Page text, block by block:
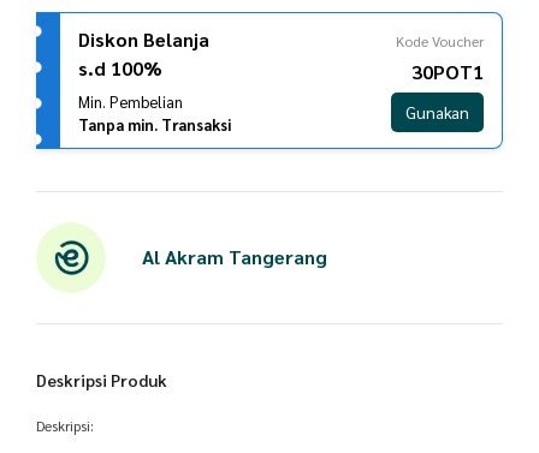
Diskon Belanja
s.d 100%
Min. Pembelian
Tanpa min. Transaksi
Kode Voucher
30POT1
Gunakan
Al Akram Tangerang
Deskripsi Produk
Deskripsi: